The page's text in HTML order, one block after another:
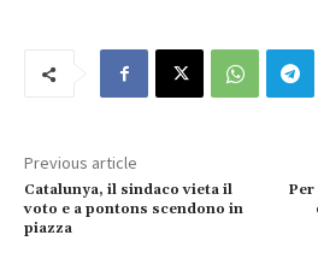
Previous article
Catalunya, il sindaco vieta il
voto e a pontons scendono in
piazza
Per